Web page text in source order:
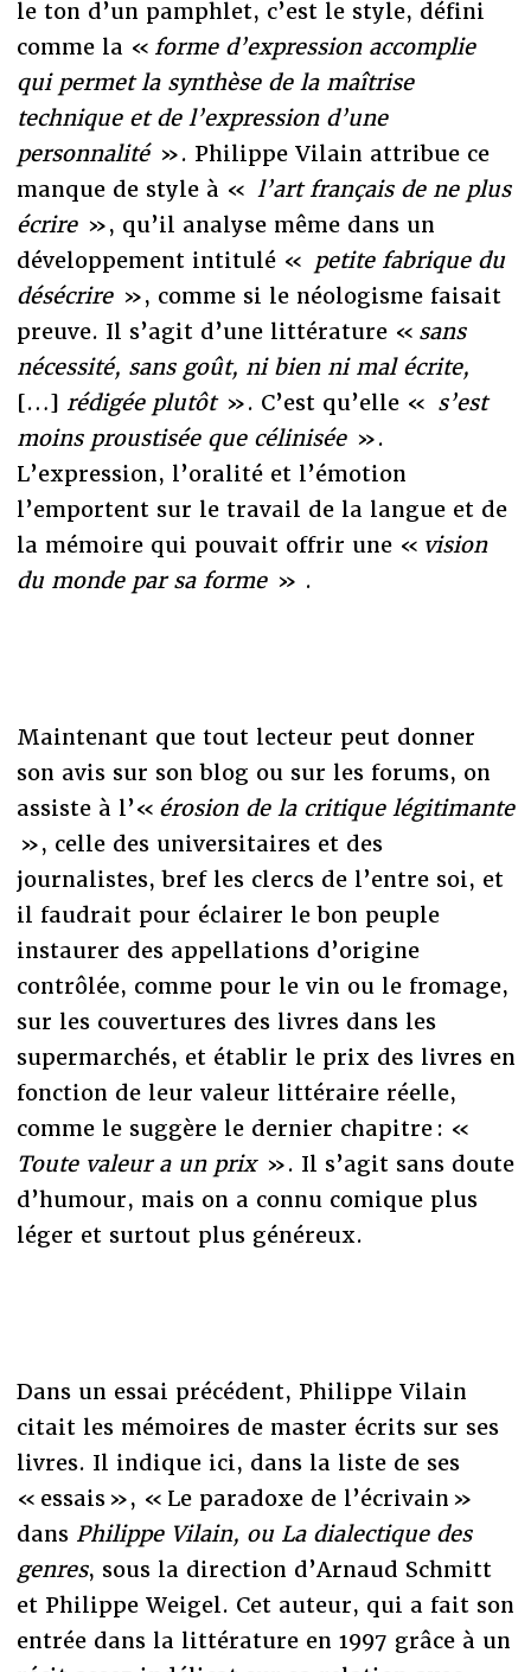
le ton d’un pamphlet, c’est le style, défini
comme la « forme d’expression accomplie
qui permet la synthèse de la maîtrise
technique et de l’expression d’une
personnalité ». Philippe Vilain attribue ce
manque de style à « l’art français de ne plus
écrire », qu’il analyse même dans un
développement intitulé « petite fabrique du
désécrire », comme si le néologisme faisait
preuve. Il s’agit d’une littérature « sans
nécessité, sans goût, ni bien ni mal écrite,
[…] rédigée plutôt ». C’est qu’elle « s’est
moins proustisée que célinisée ».
L’expression, l’oralité et l’émotion
l’emportent sur le travail de la langue et de
la mémoire qui pouvait offrir une « vision
du monde par sa forme » .
Maintenant que tout lecteur peut donner
son avis sur son blog ou sur les forums, on
assiste à l’« érosion de la critique légitimante
», celle des universitaires et des
journalistes, bref les clercs de l’entre soi, et
il faudrait pour éclairer le bon peuple
instaurer des appellations d’origine
contrôlée, comme pour le vin ou le fromage,
sur les couvertures des livres dans les
supermarchés, et établir le prix des livres en
fonction de leur valeur littéraire réelle,
comme le suggère le dernier chapitre : «
Toute valeur a un prix ». Il s’agit sans doute
d’humour, mais on a connu comique plus
léger et surtout plus généreux.
Dans un essai précédent, Philippe Vilain
citait les mémoires de master écrits sur ses
livres. Il indique ici, dans la liste de ses
« essais », « Le paradoxe de l’écrivain »
dans Philippe Vilain, ou La dialectique des
genres, sous la direction d’Arnaud Schmitt
et Philippe Weigel. Cet auteur, qui a fait son
entrée dans la littérature en 1997 grâce à un